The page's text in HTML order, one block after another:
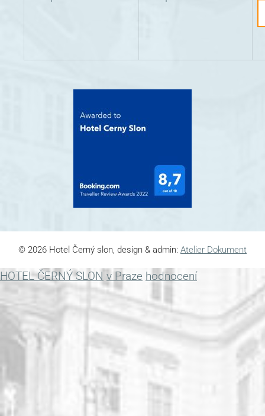
© 2026 Hotel Černý slon, design & admin: Atelier Dokument
HOTEL ČERNÝ SLON v Praze hodnocení